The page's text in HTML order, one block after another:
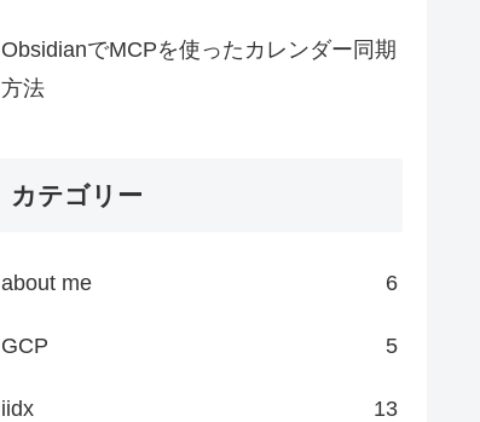
ObsidianでMCPを使ったカレンダー同期
方法
カテゴリー
about me 6
GCP 5
iidx 13